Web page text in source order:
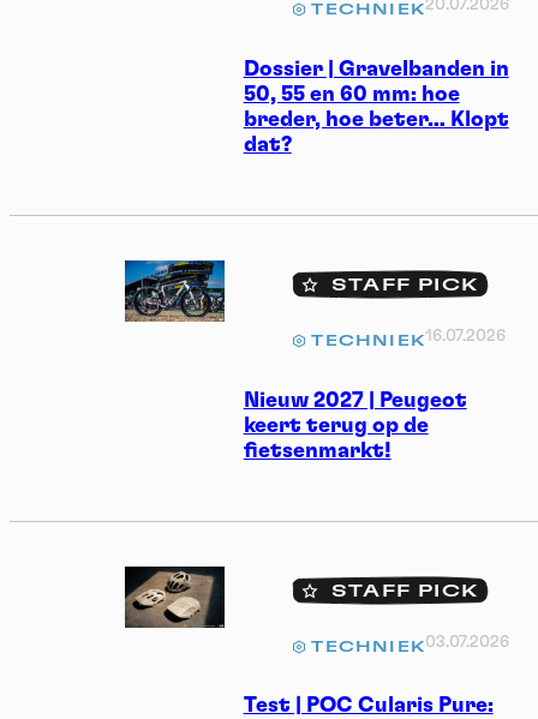
Dossier | Gravelbanden in
50, 55 en 60 mm: hoe
breder, hoe beter… Klopt
dat?
TECHNIEK20.07.2026
Nieuw 2027 | Peugeot
keert terug op de
fietsenmarkt!
STAFF PICK
TECHNIEK16.07.2026
Test | POC Cularis Pure:
STAFF PICK
TECHNIEK03.07.2026